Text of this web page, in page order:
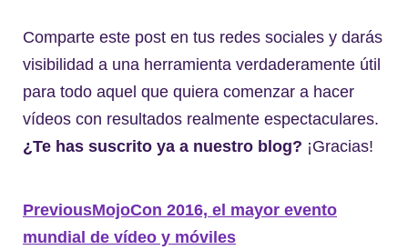
Comparte este post en tus redes sociales y darás
visibilidad a una herramienta verdaderamente útil
para todo aquel que quiera comenzar a hacer
vídeos con resultados realmente espectaculares.
¿Te has suscrito ya a nuestro blog? ¡Gracias!
PreviousMojoCon 2016, el mayor evento
mundial de vídeo y móviles